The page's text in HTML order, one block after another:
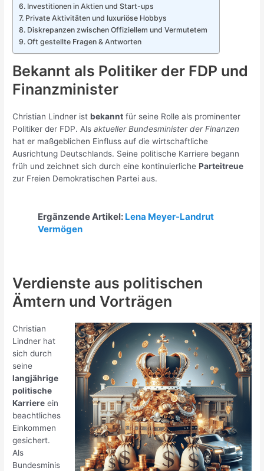
Investitionen in Aktien und Start-ups
Private Aktivitäten und luxuriöse Hobbys
Diskrepanzen zwischen Offiziellem und Vermutetem
Oft gestellte Fragen & Antworten
Bekannt als Politiker der FDP und
Finanzminister
Christian Lindner istbekannt für seine Rolle als prominenter
Politiker der FDP. Alsaktueller Bundesminister der Finanzen
hat er maßgeblichen Einfluss auf die wirtschaftliche
Ausrichtung Deutschlands. Seine politische Karriere begann
früh und zeichnet sich durch eine kontinuierlicheParteitreue
zur Freien Demokratischen Partei aus.
Ergänzende Artikel: Lena Meyer-Landrut
Vermögen
Verdienste aus politischen
Ämtern und Vorträgen
Christian
Lindner hat
sich durch
seine
langjährige
politische
Karriere ein
beachtliches
Einkommen
gesichert.
Als
Bundesminis